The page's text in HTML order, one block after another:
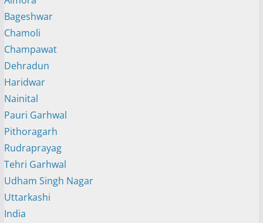
Bageshwar
Chamoli
Champawat
Dehradun
Haridwar
Nainital
Pauri Garhwal
Pithoragarh
Rudraprayag
Tehri Garhwal
Udham Singh Nagar
Uttarkashi
India